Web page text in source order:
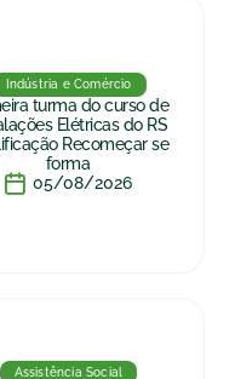
Indústria e Comércio
turma do curso de
Elétricas do RS
Recomeçar se
forma
05/08/2026
Assistência Social